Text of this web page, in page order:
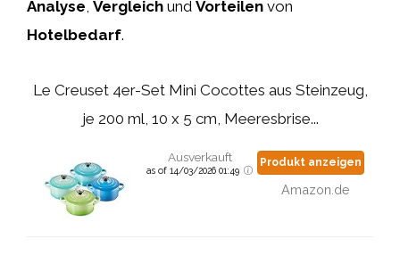
Analyse Vergleich und Vorteilen von
Hotelbedarf.
Le Creuset 4er-Set Mini Cocottes aus Steinzeug,
je 200 ml, 10 x 5 cm, Meeresbrise...
Ausverkauft
as of 14/03/2026 01:49
Produkt anzeigen
Amazon.de